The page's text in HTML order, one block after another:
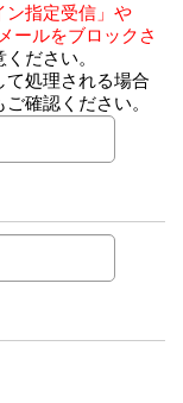
ン指定受信」や
ールをブロックさ
ださい。
て処理される場合
確認ください。